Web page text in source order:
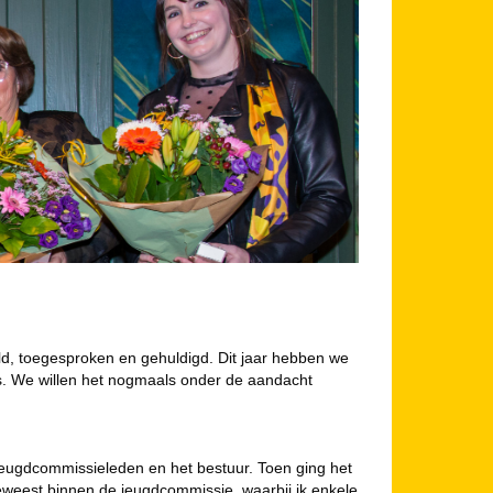
toegesproken en gehuldigd. Dit jaar hebben we
We willen het nogmaals onder de aandacht
en het bestuur. Toen ging het